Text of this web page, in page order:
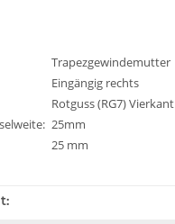
Trapezgewindemutter
Eingängig rechts
Rotguss (RG7) Vierkant
25mm
25 mm